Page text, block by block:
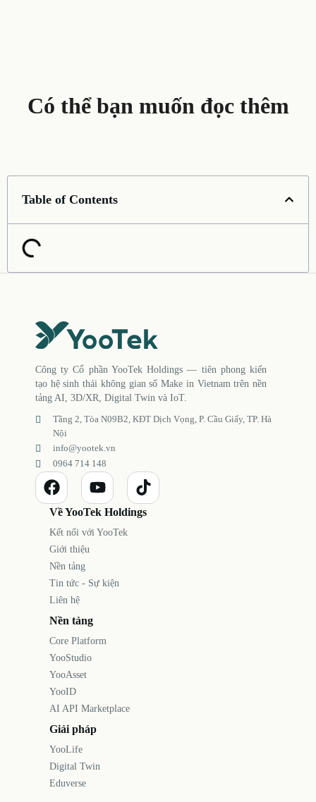
Có thể bạn muốn đọc thêm
Table of Contents
Công ty Cổ phần YooTek Holdings — tiên phong kiến
tạo hệ sinh thái không gian số Make in Vietnam trên nền
tảng AI, 3D/XR, Digital Twin và IoT.
Tầng 2, Tòa N09B2, KĐT Dịch Vọng, P. Cầu Giấy, TP. Hà
Nội
info@yootek.vn
0964 714 148
Về YooTek Holdings
Kết nối với YooTek
Giới thiệu
Nền tảng
Tin tức - Sự kiện
Liên hệ
Nền tảng
Core Platform
YooStudio
YooAsset
YooID
AI API Marketplace
Giải pháp
YooLife
Digital Twin
Eduverse